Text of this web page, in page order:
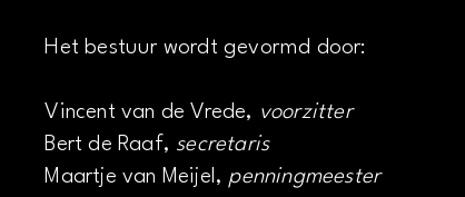
Het bestuur wordt gevormd door:
Vincent van de Vrede, voorzitter
Bert de Raaf, secretaris
Maartje van Meijel, penningmeester